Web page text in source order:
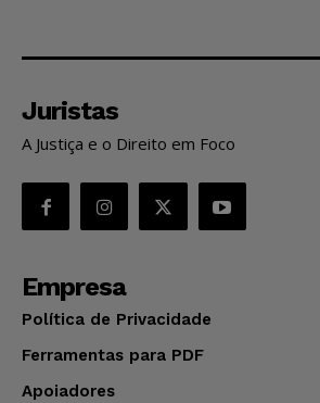
Juristas
A Justiça e o Direito em Foco
Empresa
Política de Privacidade
Ferramentas para PDF
Apoiadores